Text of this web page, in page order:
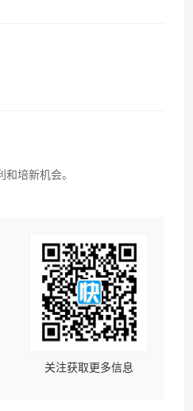
培新机会。
关注获取更多信息